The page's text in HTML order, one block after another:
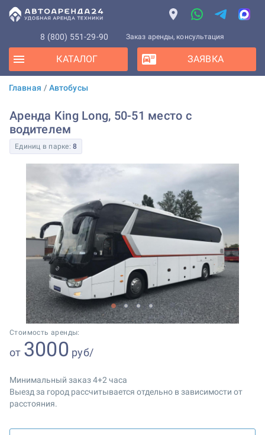
8 (800) 551-29-90 Заказ аренды, консультация
КАТАЛОГ ЗАЯВКА
Главная / Автобусы
Аренда King Long, 50-51 место с
водителем
Единиц в парке: 8
1 2 3 4
Стоимость аренды:
от 3000 руб/
Минимальный заказ 4+2 часа
Выезд за город рассчитывается отдельно в зависимости от
расстояния.